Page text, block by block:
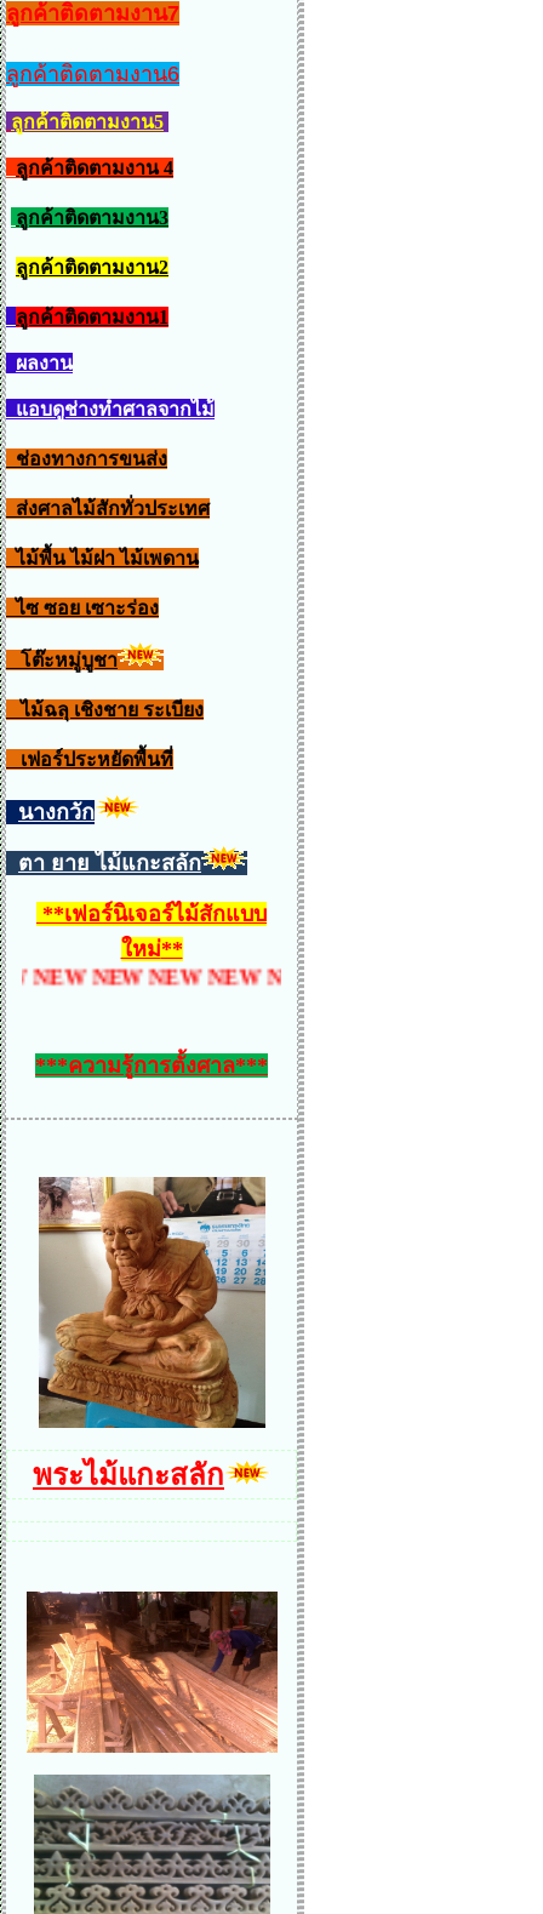
ลูกค้าติดตามงาน7
ลูกค้าติดตามงาน6
ลูกค้าติดตามงาน5
ลูกค้าติดตามงาน 4
ลูกค้าติดตามงาน3
ลูกค้าติดตามงาน2
ลูกค้าติดตามงาน1
ผลงาน
แอบดูช่างทำศาลจากไม้
ช่องทางการขนส่ง
ส่งศาลไม้สักทั่วประเทศ
ไม้พื้น ไม้ฝา ไม้เพดาน
ไซ ซอย เซาะร่อง
โต๊ะหมู่บูชา
ไม้ฉลุ เชิงชาย ระเบียง
เฟอร์ประหยัดพื้นที่
นางกวัก
ตา ยาย ไม้แกะสลัก
**เฟอร์นิเจอร์ไม้สักแบบ
ใหม่**
NEW NEW NEW NEW NEW NEW NEW NEW
***ความรู้การตั้งศาล***
พระไม้แกะสลัก